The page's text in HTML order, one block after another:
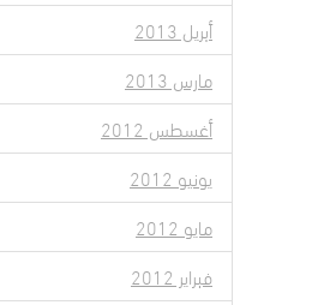
أبريل 2013
مارس 2013
أغسطس 2012
يونيو 2012
مايو 2012
فبراير 2012